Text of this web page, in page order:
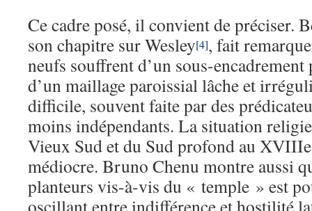
Ce cadre posé, il convient de préciser.
son chapitre sur Wesley[4], fait
neufs souffrent d’un sous-
d’un maillage paroissial lâche et
difficile, souvent faite par des
moins indépendants. La situation
Vieux Sud et du Sud profond au
médiocre. Bruno Chenu montre aussi
planteurs vis-à-vis du « temple » est
oscillant entre indifférence et hostilité